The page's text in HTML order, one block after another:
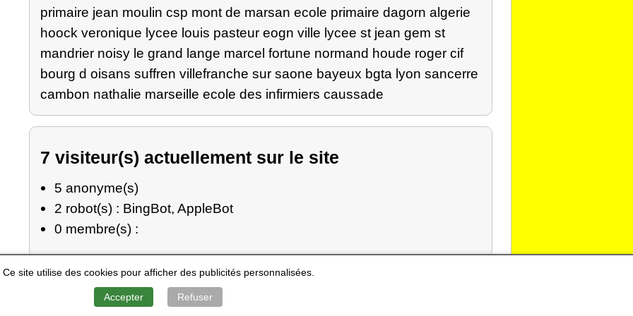
Ce site utilise des cookies pour afficher des publicités personnalisées.
Accepter Refuser
primaire jean moulin csp mont de marsan ecole primaire dagorn algerie
hoock veronique lycee louis pasteur eogn ville lycee st jean gem st
mandrier noisy le grand lange marcel fortune normand houde roger cif
bourg d oisans suffren villefranche sur saone bayeux bgta lyon sancerre
cambon nathalie marseille ecole des infirmiers caussade
7 visiteur(s) actuellement sur le site
5 anonyme(s)
2 robot(s) : BingBot, AppleBot
0 membre(s) :
Marine Nationale-Gendarmerie Nationale
Mentions Légales- Contact-A Propos